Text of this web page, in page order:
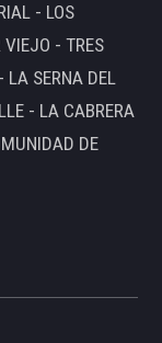
- LOS
VIEJO - TRES
SERNA DEL
- LA CABRERA
DE